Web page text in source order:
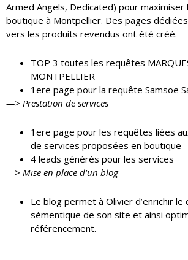
Armed Angels, Dedicated) pour maximiser
boutique à Montpellier. Des pages
vers les produits revendus ont été créé.
TOP 3 toutes les requêtes
MONTPELLIER
1ere page pour la requête Samsoe
—> Prestation de services
1ere page pour les requêtes liées
de services proposées en boutique
4 leads générés pour les services
—> Mise en place d’un blog
Le blog permet à Olivier d’enrichir le
sémentique de son site et ainsi
référencement.